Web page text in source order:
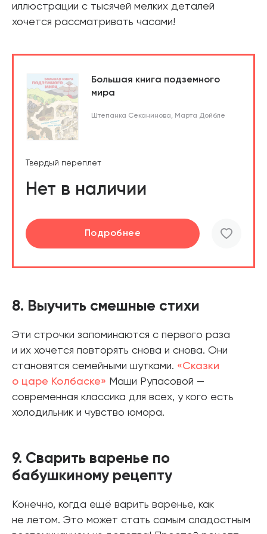
иллюстрации с тысячей мелких деталей
хочется рассматривать часами!
Большая книга подземного
мира
Штепанка Секанинова, Марта Дойбле
Твердый переплет
Нет в наличии
Подробнее
8. Выучить смешные стихи
Эти строчки запоминаются с первого раза
и их хочется повторять снова и снова. Они
становятся семейными шутками. «Сказки
о царе Колбаске» Маши Рупасовой —
современная классика для всех, у кого есть
холодильник и чувство юмора.
9. Сварить варенье по
бабушкиному рецепту
Конечно, когда ещё варить варенье, как
не летом. Это может стать самым сладостным